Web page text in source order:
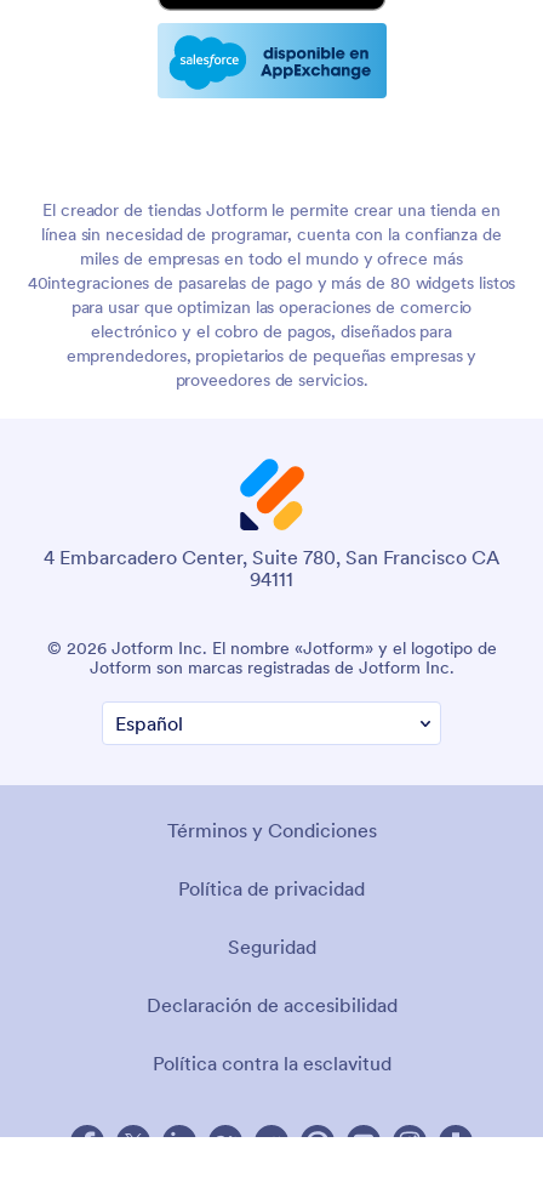
El creador de tiendas Jotform le permite crear una tienda en
línea sin necesidad de programar, cuenta con la confianza de
miles de empresas en todo el mundo y ofrece más
40integraciones de pasarelas de pago y más de 80 widgets listos
para usar que optimizan las operaciones de comercio
electrónico y el cobro de pagos, diseñados para
emprendedores, propietarios de pequeñas empresas y
proveedores de servicios.
4 Embarcadero Center, Suite 780, San Francisco CA
94111
© 2026 Jotform Inc. El nombre «Jotform» y el logotipo de
Jotform son marcas registradas de Jotform Inc.
Términos y Condiciones
Política de privacidad
Seguridad
Declaración de accesibilidad
Política contra la esclavitud